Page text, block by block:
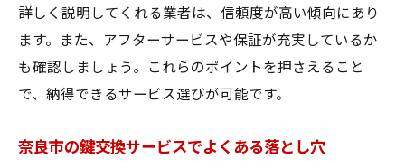
詳しく説明してくれる業者は、信頼度が高い傾向にあり
ます。また、アフターサービスや保証が充実しているか
も確認しましょう。これらのポイントを押さえること
で、納得できるサービス選びが可能です。
奈良市の鍵交換サービスでよくある落とし穴